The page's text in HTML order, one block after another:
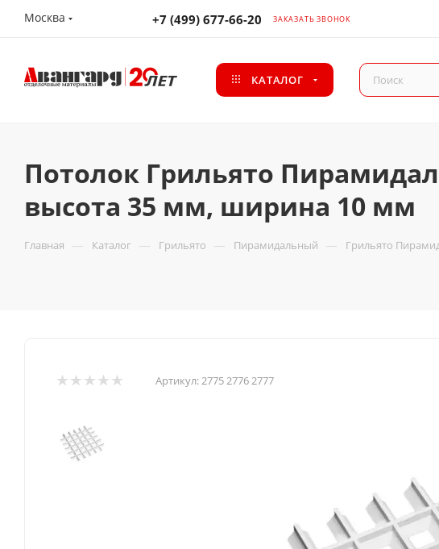
Москва +7 (499) 677-66-20 ЗАКАЗАТЬ ЗВОНОК
КАТАЛОГ
Потолок Грильято
высота 35 мм, ширина 10 мм
Главная — Каталог — Грильято — Пирамидальный — Грильято
Артикул:2775 2776 2777